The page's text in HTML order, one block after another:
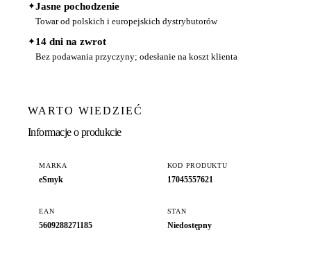
✦Jasne pochodzenie
Towar od polskich i europejskich dystrybutorów
✦14 dni na zwrot
Bez podawania przyczyny; odesłanie na koszt klienta
WARTO WIEDZIEĆ
Informacje o produkcie
MARKA
eSmyk
KOD PRODUKTU
17045557621
EAN
5609288271185
STAN
Niedostępny